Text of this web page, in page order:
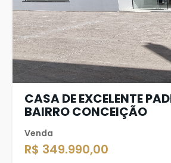
CASA DE EXCELENTE
BAIRRO CONCEIÇÃO
Venda
R$ 349.990,00